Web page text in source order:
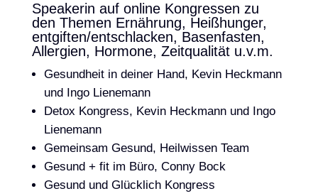
Speakerin auf online Kongressen zu
den Themen Ernährung, Heißhunger,
entgiften/entschlacken, Basenfasten,
Allergien, Hormone, Zeitqualität u.v.m.
Gesundheit in deiner Hand, Kevin Heckmann
und Ingo Lienemann
Detox Kongress, Kevin Heckmann und Ingo
Lienemann
Gemeinsam Gesund, Heilwissen Team
Gesund + fit im Büro, Conny Bock
Gesund und Glücklich Kongress